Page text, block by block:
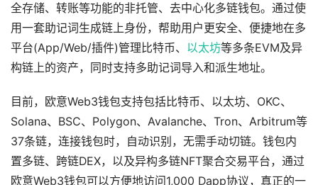
全存储、转账等功能的非托管、去中心化多链钱包。通过使
用一套助记词生成链上身份，帮助用户更安全、便捷地在多
平台(App/Web/插件)管理比特币、 以太坊等多条EVM及异
构链上的资产，同时支持多助记词导入和派生地址。
目前，欧意Web3钱包支持包括比特币、以太坊、OKC、
Solana、BSC、Polygon、Avalanche、Tron、Arbitrum等
37条链，连接钱包时，自动识别，无需手动切链。钱包内
置多链、跨链DEX，以及异构多链NFT聚合交易平台，通过
欧意Web3钱包可以方便地访问1,000 Dapp协议，真正的一